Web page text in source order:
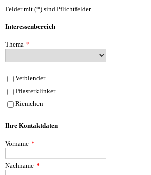
Felder mit (*) sind Pflichtfelder.
Interessenbereich
Thema *
Verblender
Pflasterklinker
Riemchen
Ihre Kontaktdaten
Vorname *
Nachname *